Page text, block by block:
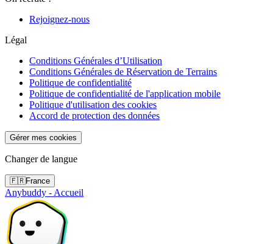
Rejoignez-nous
Légal
Conditions Générales d’Utilisation
Conditions Générales de Réservation de Terrains
Politique de confidentialité
Politique de confidentialité de l'application mobile
Politique d'utilisation des cookies
Accord de protection des données
Gérer mes cookies
Changer de langue
🇫🇷France
Anybuddy - Accueil